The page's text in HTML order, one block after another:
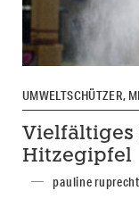
UMWELTSCHÜTZER,
Vielfältiges
Hitzegipfel
pauline ruprecht